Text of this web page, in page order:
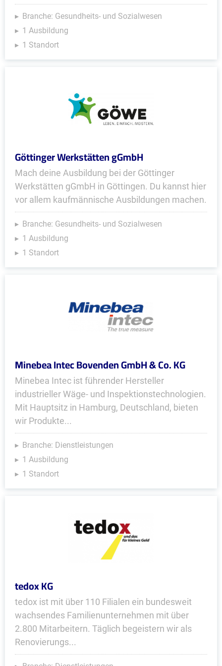
Branche: Gesundheits- und Sozialwesen
1 Ausbildung
1 Standort
Göttinger Werkstätten gGmbH
Mach deine Ausbildung bei der Göttinger
Werkstätten gGmbH in Göttingen. Du kannst hier
vor allem kaufmännische Ausbildungen machen.
Branche: Gesundheits- und Sozialwesen
1 Ausbildung
1 Standort
Minebea Intec Bovenden GmbH & Co. KG
Minebea Intec ist führender Hersteller
industrieller Wäge- und Inspektionstechnologien.
Mit Hauptsitz in Hamburg, Deutschland, bieten
wir Produkte...
Branche: Dienstleistungen
1 Ausbildung
1 Standort
tedox KG
tedox ist mit über 110 Filialen ein bundesweit
wachsendes Familienunternehmen mit über
2.800 Mitarbeitern. Täglich begeistern wir als
Renovierungs...